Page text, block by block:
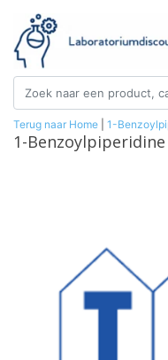
Terug naar Home 1-
1-Benzoylpiperidine